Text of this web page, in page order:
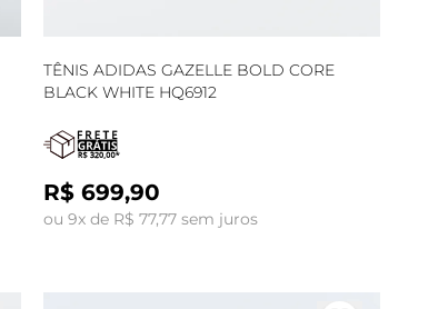
TÊNIS ADIDAS GAZELLE BOLD CORE
BLACK WHITE HQ6912
R$ 699,90
ou 9x de R$ 77,77 sem juros